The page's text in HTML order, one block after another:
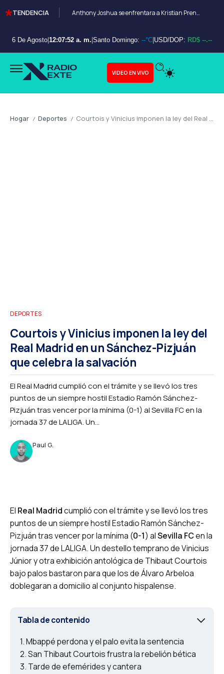
TENDENCIA Anthony Joshua se enfrentara a Kristian Prenga en Arabia Saudita
6 De Agosto 12:07:53 a. m. Santo Domingo: --°C USD/DOP: RD$ --.--
VIDEO EN VIVO
Hogar / Deportes / Courtois y Vinicius imponen la ley del Real Madrid en un Sánchez-Pizjuán que celebra la salvación
DEPORTES
Courtois y Vinicius imponen la ley del
Real Madrid en un Sánchez-Pizjuán
que celebra la salvación
El Real Madrid cumplió con el trámite y se llevó los tres
puntos de un siempre hostil Estadio Ramón Sánchez-
Pizjuán tras vencer por la mínima (0-1) al Sevilla FC en la
jornada 37 de LALIGA. Un...
Paul G.
El Real Madridcumplió con el trámite y se llevó los tres
puntos de un siempre hostil Estadio Ramón Sánchez-
Pizjuán tras vencer por la mínima (0-1) alSevilla FCen la
jornada 37 de LALIGA. Un destello temprano de Vinicius
Júnior y otra exhibición antológica de Thibaut Courtois
bajo palos bastaron para que los de Álvaro Arbeloa
doblegaran a domicilio al conjunto hispalense.
Tabla de contenido
Mbappé perdona y el palo evita la sentencia
San Thibaut Courtois frustra la rebelión bética
Tarde de efemérides y cantera